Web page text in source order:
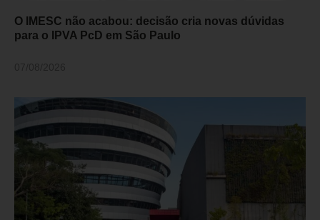
O IMESC não acabou: decisão cria novas dúvidas
para o IPVA PcD em São Paulo